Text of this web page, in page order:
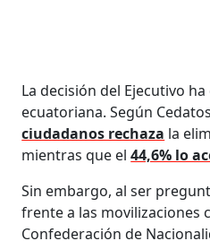
La decisión del Ejecutivo
ecuatoriana. Según
ciudadanos rechaza la
mientras que el44,6% lo
Sin embargo, al ser
frente a las movilizaciones
Confederación de